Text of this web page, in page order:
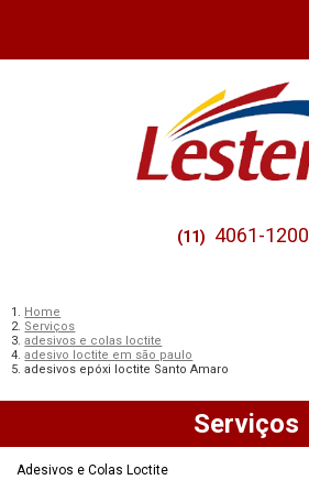
(11) 4061-1200
Home
Serviços
adesivos e colas loctite
adesivo loctite em são paulo
adesivos epóxi loctite Santo Amaro
Serviços
Adesivos e Colas Loctite